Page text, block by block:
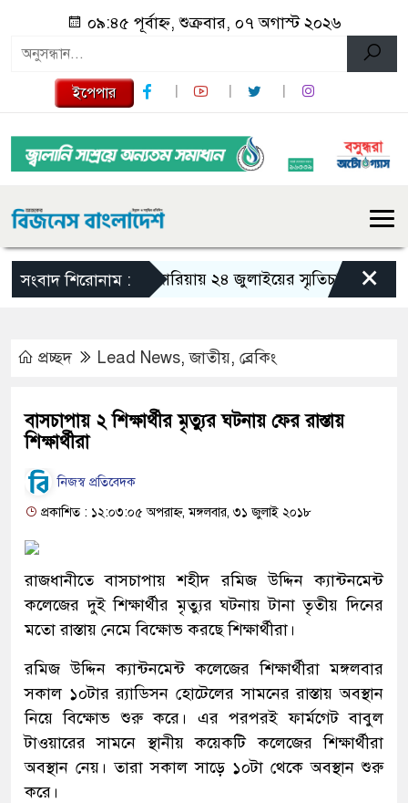
০৯:৪৫ পূর্বাহ্ন, শুক্রবার, ০৭ অগাস্ট ২০২৬
ইপেপার
সংবাদ শিরোনাম :গজারিয়ায় ২৪ জুলাইয়ের স্মৃতিচারণ: গুমের
×
প্রচ্ছদ Lead News,জাতীয়, ব্রেকিং
বাসচাপায় ২ শিক্ষার্থীর মৃত্যুর ঘটনায় ফের রাস্তায়
শিক্ষার্থীরা
নিজস্ব প্রতিবেদক
প্রকাশিত : ১২:০৩:০৫ অপরাহ্ন, মঙ্গলবার, ৩১ জুলাই ২০১৮
রাজধানীতে বাসচাপায় শহীদ রমিজ উদ্দিন ক্যান্টনমেন্ট
কলেজের দুই শিক্ষার্থীর মৃত্যুর ঘটনায় টানা তৃতীয় দিনের
মতো রাস্তায় নেমে বিক্ষোভ করছে শিক্ষার্থীরা।
রমিজ উদ্দিন ক্যান্টনমেন্ট কলেজের শিক্ষার্থীরা মঙ্গলবার
সকাল ১০টার র‌্যাডিসন হোটেলের সামনের রাস্তায় অবস্থান
নিয়ে বিক্ষোভ শুরু করে। এর পরপরই ফার্মগেট বাবুল
টাওয়ারের সামনে স্থানীয় কয়েকটি কলেজের শিক্ষার্থীরা
অবস্থান নেয়। তারা সকাল সাড়ে ১০টা থেকে অবস্থান শুরু
করে।